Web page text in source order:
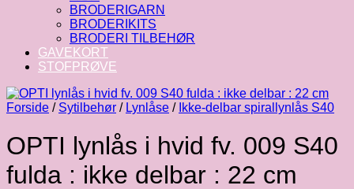
BRODERIGARN
BRODERIKITS
BRODERI TILBEHØR
GAVEKORT
STOFPRØVE
Forside / Sytilbehør / Lynlåse / Ikke-delbar spirallynlås S40
OPTI lynlås i hvid fv. 009 S40
fulda : ikke delbar : 22 cm